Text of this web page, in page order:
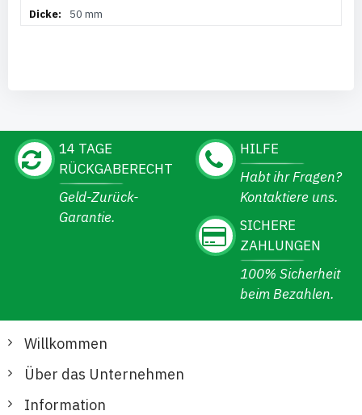
50 mm
14 TAGE
RÜCKGABERECHT
Geld-Zurück-
Garantie.
HILFE
Habt ihr Fragen?
Kontaktiere uns.
SICHERE
ZAHLUNGEN
100% Sicherheit
beim Bezahlen.
Willkommen
Über das Unternehmen
Information